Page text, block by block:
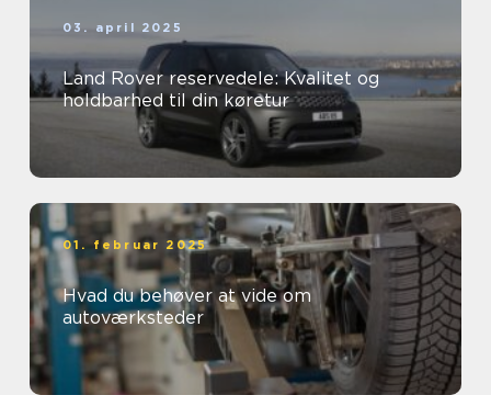
03. april 2025
Land Rover reservedele: Kvalitet og
holdbarhed til din køretur
01. februar 2025
Hvad du behøver at vide om
autoværksteder